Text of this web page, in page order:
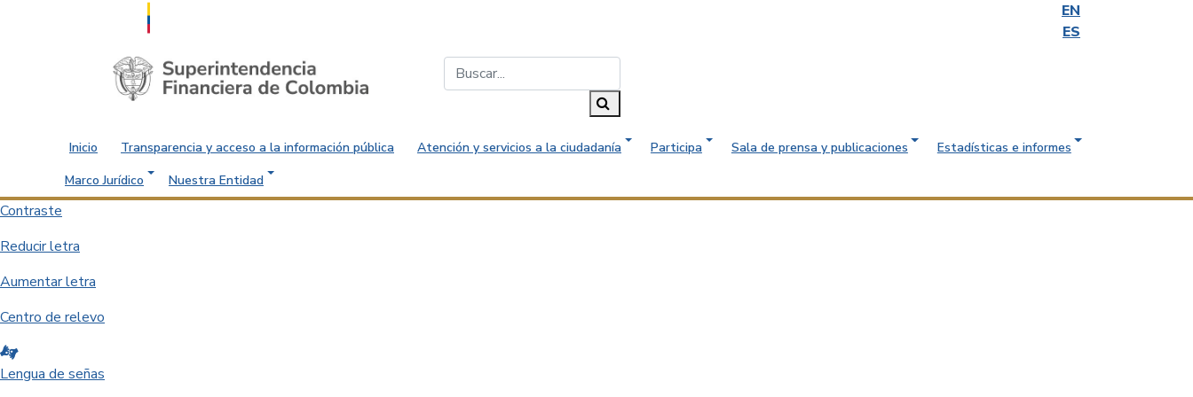
EN
ES
Saltar al contenido principal
Inicio Transparencia y acceso a la información pública Atención y servicios a la ciudadanía Participa Sala de prensa y publicaciones
Estadísticas e informes
Marco Jurídico
Nuestra Entidad
Contraste
Reducir letra
Aumentar letra
Centro de relevo
Lengua de señas